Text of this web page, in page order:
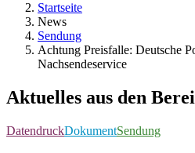
Startseite
News
Sendung
Achtung Preisfalle: Deutsche
Nachsendeservice
Aktuelles aus den
DatendruckDokumentSendung